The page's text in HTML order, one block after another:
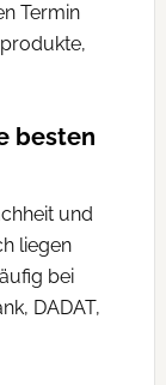
Termin
besten
und
liegen
bei
DADAT,